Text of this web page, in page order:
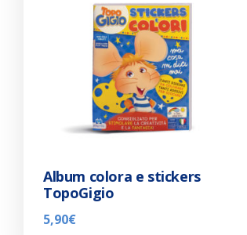
Album colora e stickers
TopoGigio
5,90€